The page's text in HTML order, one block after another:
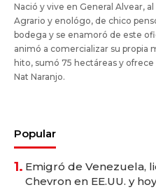
Nació y vive en General Alvear,
Agrario y enológo, de chico
bodega y se enamoró de este
animó a comercializar su propia
hito, sumó 75 hectáreas y
Nat Naranjo.
Popular
1. Emigró de Venezuela,
Chevron en EE.UU. y